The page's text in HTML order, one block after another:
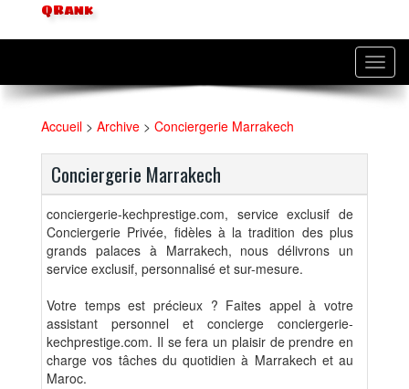
QRank
Accueil > Archive > Conciergerie Marrakech
Conciergerie Marrakech
conciergerie-kechprestige.com, service exclusif de
Conciergerie Privée, fidèles à la tradition des plus
grands palaces à Marrakech, nous délivrons un
service exclusif, personnalisé et sur-mesure.
Votre temps est précieux ? Faites appel à votre
assistant personnel et concierge conciergerie-
kechprestige.com. Il se fera un plaisir de prendre en
charge vos tâches du quotidien à Marrakech et au
Maroc.